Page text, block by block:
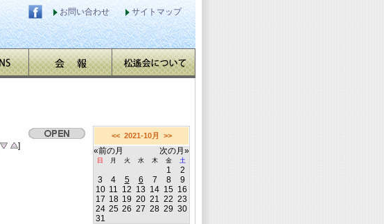
お問い合わせ サイトマップ
]
<< 2021-10月 >>
«前の月 次の月»
日 月 火 水 木 金 土
1
2
3
4 5 6 7 8
9
10 11 12 13 14 15 16
17 18 19 20 21 22 23
24 25 26 27 28 29 30
31